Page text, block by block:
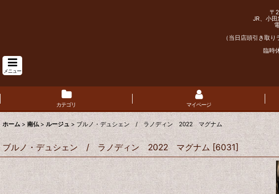
〒
JR、小
（当日店頭引き取
臨時
メニュー
カテゴリ マイページ
ホーム > 南仏 > ルージュ > ブルノ・デュシェン / ラノディン 2022 マグナム
ブルノ・デュシェン / ラノディン 2022 マグナム [6031]